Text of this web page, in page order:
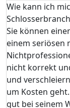
Wie kann ich
Sie können
einem seriösen
nicht korrekt
und
um Kosten
gut bei seinem